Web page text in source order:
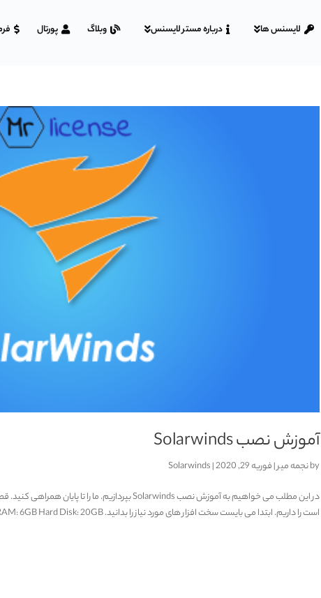
لایسنس ها درباره مستر لایسنس وبلاگ پورتال
آموزش نصب Solarwinds
byنجمه میر|فوریه 29, 2020 |
Solarwinds
است را داریم. ابتدا می بایست سخت افزار های مورد نیاز را بدانید. CPU: 2.4 GHZ RAM: 6GB Hard Disk: 20GB اگر چنانچه تعداد Elenemt های...